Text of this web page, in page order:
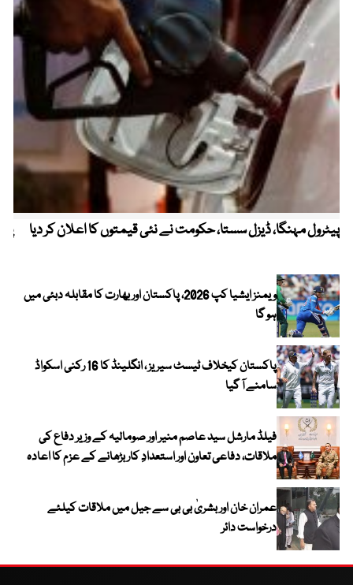
پیٹرول مہنگا، ڈیزل سستا، حکومت نے نئی قیمتوں کا اعلان کر دیا
ویمنز ایشیا کپ 2026، پاکستان اور بھارت کا مقابلہ دبئی میں
ہو گا
پاکستان کیخلاف ٹیسٹ سیریز ، انگلینڈ کا 16 رکنی اسکواڈ
سامنے آ گیا
فیلڈ مارشل سید عاصم منیر اور صومالیہ کے وزیر دفاع کی
ملاقات، دفاعی تعاون اور استعدادِ کار بڑھانے کے عزم کا اعادہ
عمران خان اور بشریٰ بی بی سے جیل میں ملاقات کیلئے
درخواست دائر